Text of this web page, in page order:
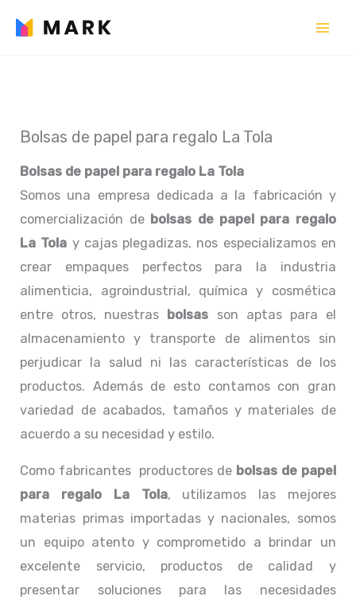
Bolsas de papel para regalo La Tola
Bolsas de papel para regalo La Tola
Somos una empresa dedicada a la fabricación y
comercialización de bolsas de papel para regalo
La Tola y cajas plegadizas, nos especializamos en
crear empaques perfectos para la industria
alimenticia, agroindustrial, química y cosmética
entre otros, nuestras bolsas son aptas para el
almacenamiento y transporte de alimentos sin
perjudicar la salud ni las características de los
productos. Además de esto contamos con gran
variedad de acabados, tamaños y materiales de
acuerdo a su necesidad y estilo.
Como fabricantes productores de bolsas de papel
para regalo La Tola, utilizamos las mejores
materias primas importadas y nacionales, somos
un equipo atento y comprometido a brindar un
excelente servicio, productos de calidad y
presentar soluciones para las necesidades